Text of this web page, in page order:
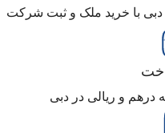
دبی با خرید ملک و ثبت شرکت
درهم و ریالی در دبی